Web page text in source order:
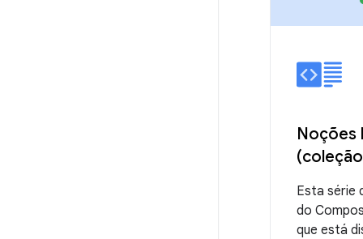
Noções
Esta série
do
que está